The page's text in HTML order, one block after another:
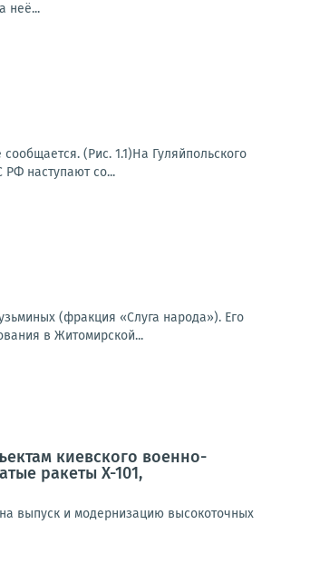
неё...
(Рис. 1.1)На Гуляйпольского
наступают со...
(фракция «Слуга народа»). Его
в Житомирской...
киевского военно-
ракеты Х-101,
выпуск и модернизацию высокоточных